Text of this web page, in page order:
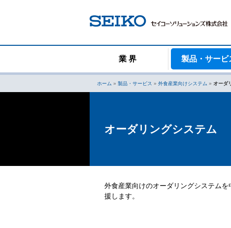
ツ
キ
業 界 製品・サービ
ホーム » 製品・サービス » 外食産業向けシステム » オーダ
オーダリングシステム
外食産業向けのオーダリングシステム
援します。